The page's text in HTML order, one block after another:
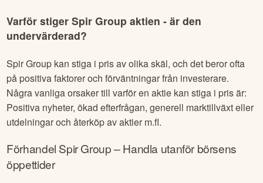
Varför stigerSpir Group aktien - är den
undervärderad?
Spir Group kan stiga i pris av olika skäl, och det beror ofta
på positiva faktorer och förväntningar från investerare.
Några vanliga orsaker till varför en aktie kan stiga i pris är:
Positiva nyheter, ökad efterfrågan, generell marktillväxt eller
utdelningar och återköp av aktier m.fl.
Förhandel Spir Group– Handla utanför börsens
öppettider